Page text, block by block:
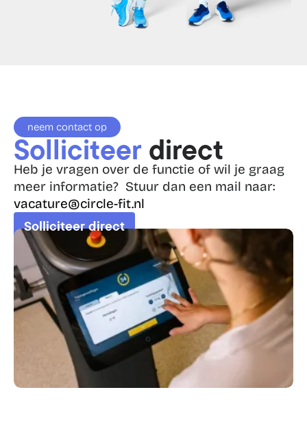
neem contact op
Solliciteer direct
Heb je vragen over de functie of wil je graag
meer informatie?  Stuur dan een mail naar:
vacature@circle-fit.nl
Solliciteer direct